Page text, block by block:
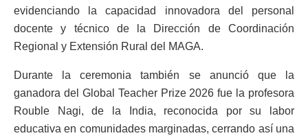
evidenciando la capacidad innovadora del personal
docente y técnico de la Dirección de Coordinación
Regional y Extensión Rural del MAGA.
Durante la ceremonia también se anunció que la
ganadora del Global Teacher Prize 2026 fue la profesora
Rouble Nagi, de la India, reconocida por su labor
educativa en comunidades marginadas, cerrando así una